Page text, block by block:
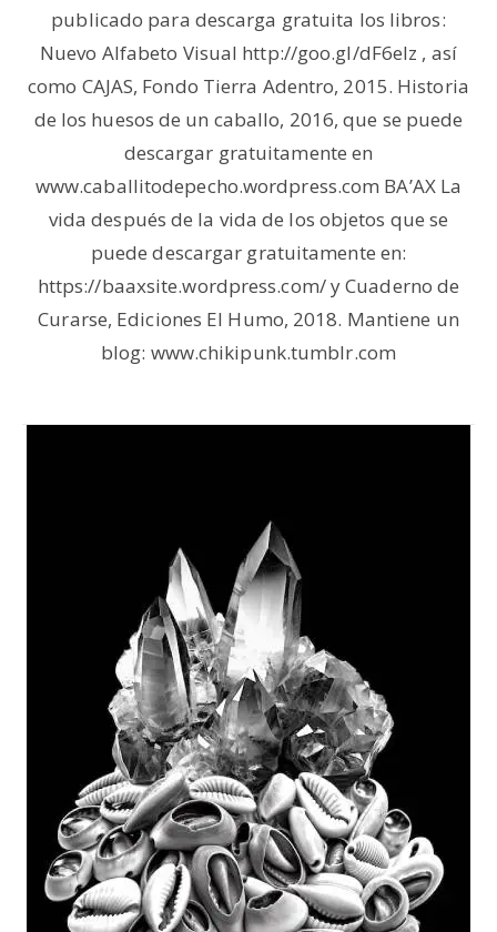
publicado para descarga gratuita los libros:
Nuevo Alfabeto Visual http://goo.gl/dF6elz , así
como CAJAS, Fondo Tierra Adentro, 2015. Historia
de los huesos de un caballo, 2016, que se puede
descargar gratuitamente en
www.caballitodepecho.wordpress.com BA’AX La
vida después de la vida de los objetos que se
puede descargar gratuitamente en:
https://baaxsite.wordpress.com/ y Cuaderno de
Curarse, Ediciones El Humo, 2018. Mantiene un
blog: www.chikipunk.tumblr.com